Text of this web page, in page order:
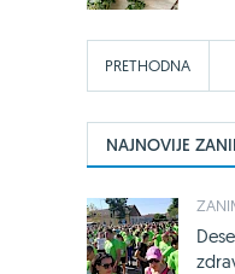
PRETHODNA
NAJNOVIJE